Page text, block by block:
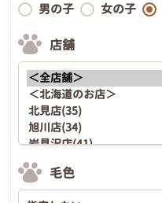
男の子 女の子
店舗
毛色